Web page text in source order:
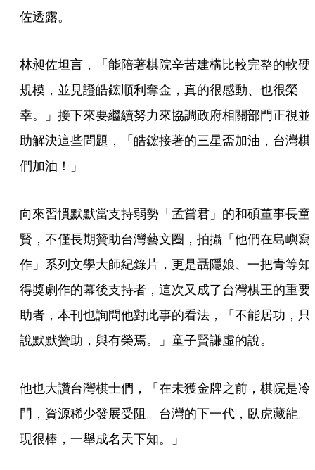
佐透露。
林昶佐坦言，「能陪著棋院辛苦建構比較完整的軟硬
規模，並見證皓鋐順利奪金，真的很感動、也很榮
幸。」接下來要繼續努力來協調政府相關部門正視並
助解決這些問題，「皓鋐接著的三星盃加油，台灣棋
們加油！」
向來習慣默默當支持弱勢「孟嘗君」的和碩董事長童
賢，不僅長期贊助台灣藝文圈，拍攝「他們在島嶼寫
作」系列文學大師紀錄片，更是聶隱娘、一把青等知
得獎劇作的幕後支持者，這次又成了台灣棋王的重要
助者，本刊也詢問他對此事的看法，「不能居功，只
說默默贊助，與有榮焉。」童子賢謙虛的說。
他也大讚台灣棋士們，「在未獲金牌之前，棋院是冷
門，資源稀少發展受阻。台灣的下一代，臥虎藏龍。
現很棒，一舉成名天下知。」